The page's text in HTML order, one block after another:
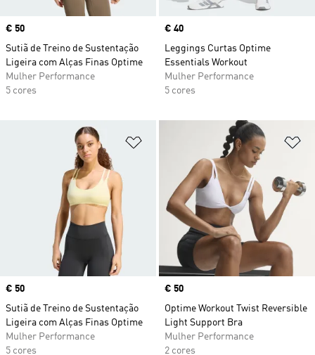
Price
€ 50
Sutiã de Treino de Sustentação
Ligeira com Alças Finas Optime
Mulher Performance
5 cores
Price
€ 40
Leggings Curtas Optime
Essentials Workout
Mulher Performance
5 cores
Adicionar à Lista de Desejos
Price
€ 50
Sutiã de Treino de Sustentação
Ligeira com Alças Finas Optime
Mulher Performance
5 cores
Price
€ 50
Optime Workout Twist Reversible
Light Support Bra
Mulher Performance
2 cores